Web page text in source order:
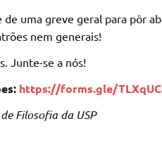
de uma greve geral para pôr
nem generais!
Junte-se a nós!
https://forms.gle/
Filosofia da USP